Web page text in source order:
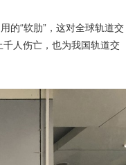
的“软肋”，这对全球轨道交
人伤亡，也为我国轨道交